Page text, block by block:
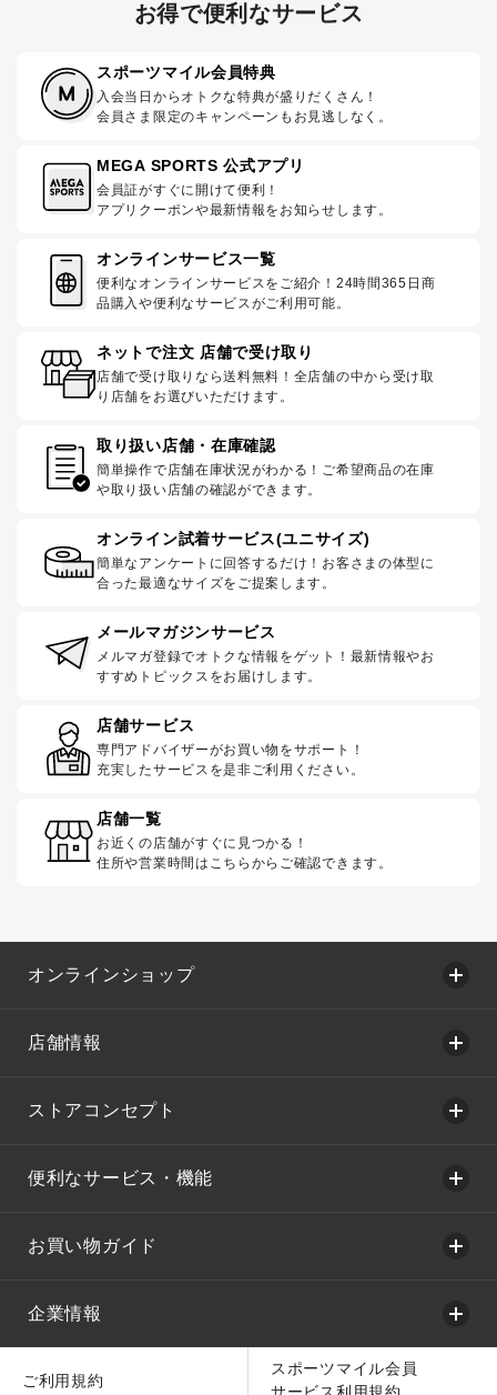
お得で便利なサービス
スポーツマイル会員特典
入会当日からオトクな特典が盛りだくさん！
会員さま限定のキャンペーンもお見逃しなく。
MEGA SPORTS 公式アプリ
会員証がすぐに開けて便利！
アプリクーポンや最新情報をお知らせします。
オンラインサービス一覧
便利なオンラインサービスをご紹介！24時間365日商
品購入や便利なサービスがご利用可能。
ネットで注文 店舗で受け取り
店舗で受け取りなら送料無料！全店舗の中から受け取
り店舗をお選びいただけます。
取り扱い店舗・在庫確認
簡単操作で店舗在庫状況がわかる！ご希望商品の在庫
や取り扱い店舗の確認ができます。
オンライン試着サービス(ユニサイズ)
簡単なアンケートに回答するだけ！お客さまの体型に
合った最適なサイズをご提案します。
メールマガジンサービス
メルマガ登録でオトクな情報をゲット！最新情報やお
すすめトピックスをお届けします。
店舗サービス
専門アドバイザーがお買い物をサポート！
充実したサービスを是非ご利用ください。
店舗一覧
お近くの店舗がすぐに見つかる！
住所や営業時間はこちらからご確認できます。
オンラインショップ
店舗情報
ストアコンセプト
便利なサービス・機能
お買い物ガイド
企業情報
ご利用規約
スポーツマイル会員